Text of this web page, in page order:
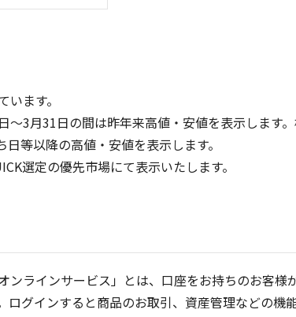
13週移動平均 26
400
600
5ヶ月移動平均 25
400
600
ます。
～3月31日の間は昨年来高値・安値を表示します
等以降の高値・安値を表示します。
選定の優先市場にて表示いたします。
オンラインサービス」とは、口座をお持ちのお客
ログインすると商品のお取引、資産管理などの機